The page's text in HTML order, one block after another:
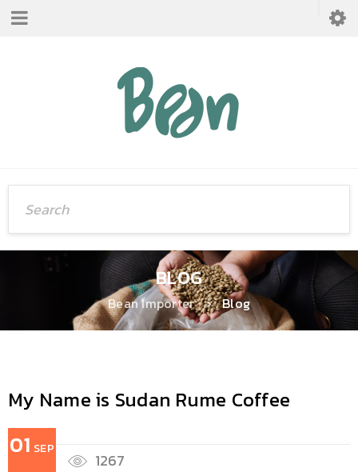
BLOG
Bean Importer › Blog
My Name is Sudan Rume Coffee
01 SEP
1267